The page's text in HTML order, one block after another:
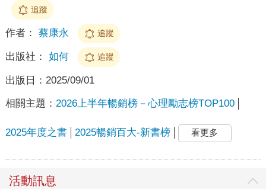
追蹤
作者： 蔡康永 追蹤
出版社： 如何 追蹤
出版日： 2025/09/01
相關主題： 2026上半年暢銷榜－心理勵志榜TOP100
2025年度之書 2025暢銷百大-新書榜 看更多
活動訊息